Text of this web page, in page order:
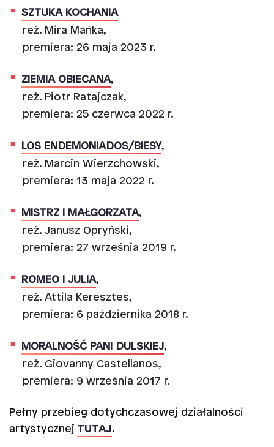
SZTUKA KOCHANIA
reż. Mira Mańka,
premiera: 26 maja 2023 r.
ZIEMIA OBIECANA,
reż. Piotr Ratajczak,
premiera: 25 czerwca 2022 r.
LOS ENDEMONIADOS/BIESY,
reż. Marcin Wierzchowski,
premiera: 13 maja 2022 r.
MISTRZ I MAŁGORZATA,
reż. Janusz Opryński,
premiera: 27 września 2019 r.
ROMEO I JULIA,
reż. Attila Keresztes,
premiera: 6 października 2018 r.
MORALNOŚĆ PANI DULSKIEJ,
reż. Giovanny Castellanos,
premiera: 9 września 2017 r.
Pełny przebieg dotychczasowej działalności
artystycznej TUTAJ.